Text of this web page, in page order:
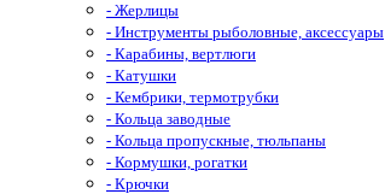
- Жерлицы
- Инструменты рыболовные, аксессуары
- Карабины, вертлюги
- Катушки
- Кембрики, термотрубки
- Кольца заводные
- Кольца пропускные, тюльпаны
- Кормушки, рогатки
- Крючки